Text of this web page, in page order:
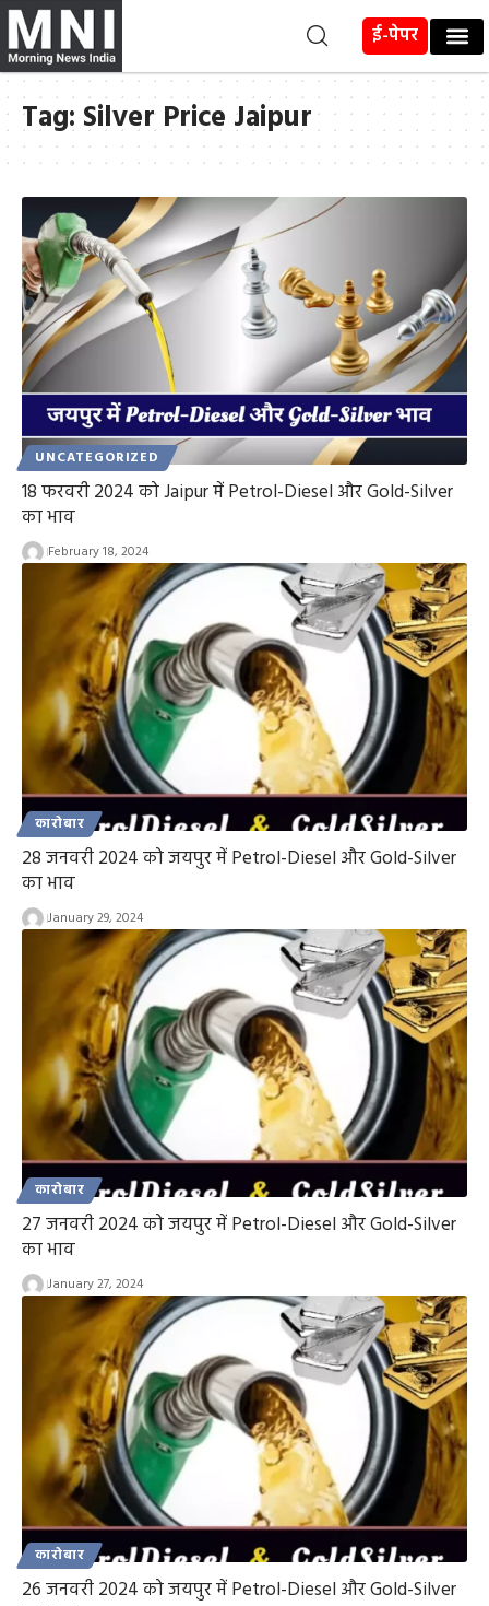
ई-पेपर
Tag: Silver Price Jaipur
UNCATEGORIZED
18 फरवरी 2024 को Jaipur में Petrol-Diesel और Gold-Silver
का भाव
February 18, 2024
कारोबार
28 जनवरी 2024 को जयपुर में Petrol-Diesel और Gold-Silver
का भाव
January 29, 2024
कारोबार
27 जनवरी 2024 को जयपुर में Petrol-Diesel और Gold-Silver
का भाव
January 27, 2024
कारोबार
26 जनवरी 2024 को जयपुर में Petrol-Diesel और Gold-Silver